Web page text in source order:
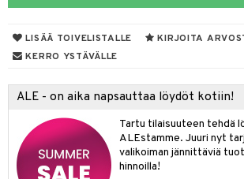
LISÄÄ TOIVELISTALLE
KIRJOITA
KERRO YSTÄVÄLLE
ALE - on aika napsauttaa löydöt kotiin!
Tartu tilaisuuteen tehdä
ALEstamme. Juuri nyt
valikoiman jännittäviä
hinnoilla!
& Tarvikkeet
hoito